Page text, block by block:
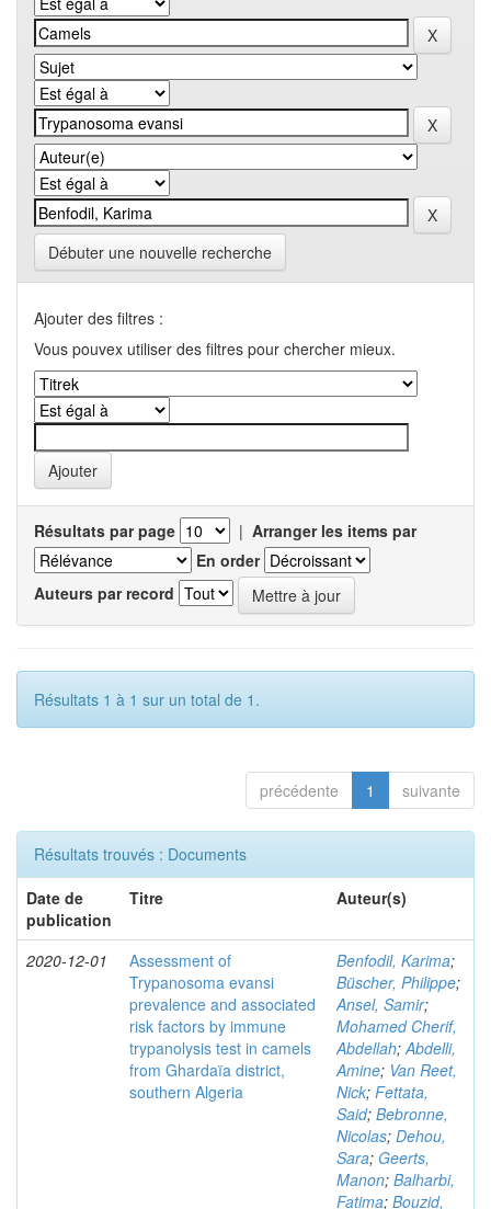
Débuter une nouvelle recherche
Ajouter des filtres :
Vous pouvex utiliser des filtres pour chercher mieux.
Résultats par page | Arranger les items par
En order
Auteurs par record
Résultats 1 à 1 sur un total de 1.
précédente 1 suivante
Résultats trouvés : Documents
Date de
publication
Titre Auteur(s)
2020-12-01
Assessment of
Trypanosoma evansi
prevalence and associated
risk factors by immune
trypanolysis test in camels
from Ghardaïa district,
southern Algeria
Benfodil, Karima;
Büscher, Philippe;
Ansel, Samir;
Mohamed Cherif,
Abdellah;Abdelli,
Amine; Van Reet,
Nick; Fettata,
Said; Bebronne,
Nicolas; Dehou,
Sara; Geerts,
Manon; Balharbi,
Fatima; Bouzid,